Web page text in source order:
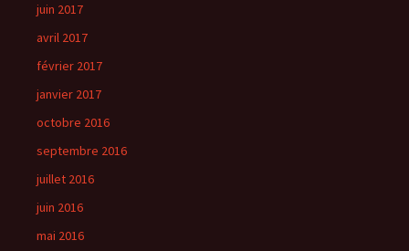
juin 2017
avril 2017
février 2017
janvier 2017
octobre 2016
septembre 2016
juillet 2016
juin 2016
mai 2016